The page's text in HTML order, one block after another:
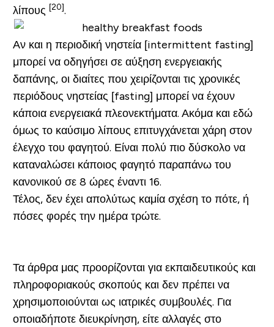
λίπους [20].
Αν και η περιοδική νηστεία [intermittent fasting]
μπορεί να οδηγήσει σε αύξηση ενεργειακής
δαπάνης, οι διαίτες που χειρίζονται τις χρονικές
περιόδους νηστείας [fasting] μπορεί να έχουν
κάποια ενεργειακά πλεονεκτήματα. Ακόμα και εδώ
όμως το καύσιμο λίπους επιτυγχάνεται χάρη στον
έλεγχο του φαγητού. Είναι πολύ πιο δύσκολο να
καταναλώσει κάποιος φαγητό παραπάνω του
κανονικού σε 8 ώρες έναντι 16.
Τέλος, δεν έχει απολύτως καμία σχέση το πότε, ή
πόσες φορές την ημέρα τρώτε.
Τα άρθρα μας προορίζονται για εκπαιδευτικούς και
πληροφοριακούς σκοπούς και δεν πρέπει να
χρησιμοποιούνται ως ιατρικές συμβουλές. Για
οποιαδήποτε διευκρίνηση, είτε αλλαγές στο